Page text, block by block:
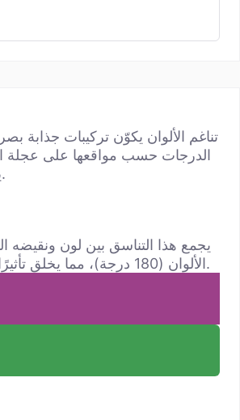
تناغم الألوان يكوّن تركيبات جذابة
الدرجات حسب مواقعها على عجلة
ينقل طابعًا مختلفًا.
يجمع هذا التناسق بين لون ونقيضه
الألوان (180 درجة)، مما يخلق تأثيرًا قويًا عالي التباين.